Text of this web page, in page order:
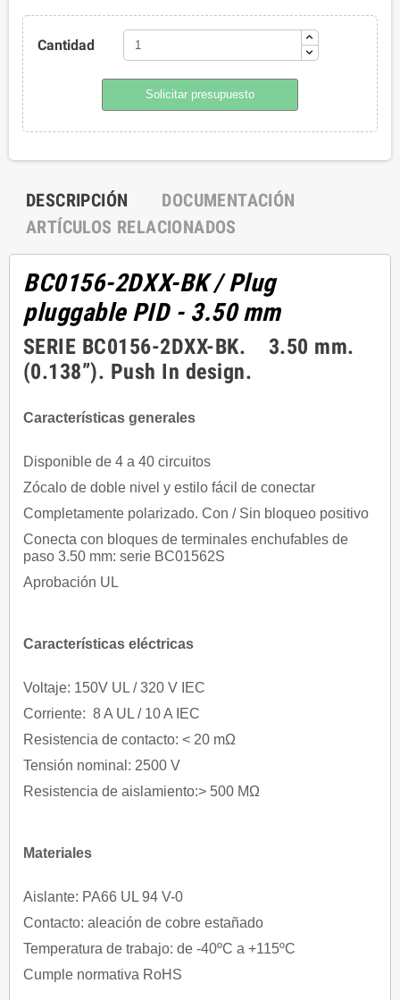
Cantidad
Solicitar presupuesto
DESCRIPCIÓN
DOCUMENTACIÓN
ARTÍCULOS RELACIONADOS
BC0156-2DXX-BK/ Plug
pluggable PID - 3.50 mm
SERIE BC0156-2DXX-BK. 3.50 mm.
(0.138”). Push In design.
Características generales
Disponible de 4 a 40 circuitos
Zócalo de doble nivel y estilo fácil de conectar
Completamente polarizado. Con / Sin bloqueo positivo
Conecta con bloques de terminales enchufables de
paso 3.50 mm: serie BC01562S
Aprobación UL
Características eléctricas
Voltaje: 150V UL / 320 V IEC
Corriente: 8 A UL / 10 A IEC
Resistencia de contacto: < 20 mΩ
Tensión nominal: 2500 V
Resistencia de aislamiento:> 500 MΩ
Materiales
Aislante: PA66 UL 94 V-0
Contacto: aleación de cobre estañado
Temperatura de trabajo: de -40ºC a +115ºC
Cumple normativa RoHS